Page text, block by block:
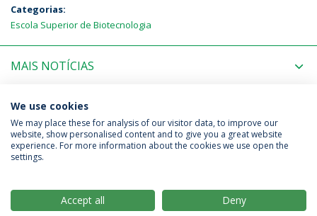
Categorias:
Escola Superior de Biotecnologia
MAIS NOTÍCIAS
PRÓXIMOS EVENTOS
Política de Privacidade
Termos & Condições
We use cookies
We may place these for analysis of our visitor data, to improve our
website, show personalised content and to give you a great website
experience. For more information about the cookies we use open the
settings.
Accept all Deny